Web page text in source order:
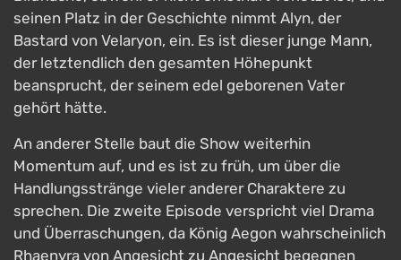
seinen Platz in der Geschichte nimmt Alyn, der
Bastard von Velaryon, ein. Es ist dieser junge Mann,
der letztendlich den gesamten Höhepunkt
beansprucht, der seinem edel geborenen Vater
gehört hätte.
An anderer Stelle baut die Show weiterhin
Momentum auf, und es ist zu früh, um über die
Handlungsstränge vieler anderer Charaktere zu
sprechen. Die zweite Episode verspricht viel Drama
und Überraschungen, da König Aegon wahrscheinlich
Rhaenyra von Angesicht zu Angesicht begegnen